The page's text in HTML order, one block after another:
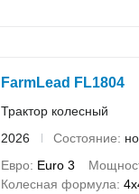
FarmLead FL1804
Трактор колесный
2026
Состояние
Евро
Euro 3
Колесная формула